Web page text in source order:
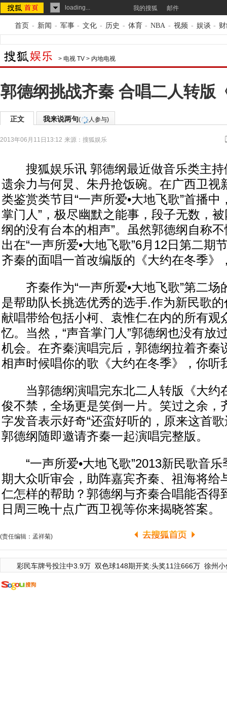
loading... 我的搜狐 邮件
首页 - 新闻 - 军事 - 文化 - 历史 - 体育 - NBA - 视频 - 娱谈 -
> 电视 TV > 内地电视
郭德纲挑战齐秦 合唱二人转版
正文 我来说两句( 人参与)
2013年06月11日13:12 来源： 搜狐娱乐
搜狐娱乐讯 郭德纲最近做音乐类主持
遗余力与何炅、朱丹抢饭碗。在广西卫视
类鉴赏类节目“一声所爱•大地飞歌”首播中
掌门人”，极尽幽默之能事，段子无数，
纲的没有台本的相声”。虽然郭德纲自称
出在“一声所爱•大地飞歌”6月12日第二期
齐秦的面唱一首改编版的《大约在冬季》
齐秦作为“一声所爱•大地飞歌”第二场
是帮助队长挑选优秀的选手.作为新民歌
献唱带给包括小柯、袁惟仁在内的所有观
忆。当然，“声音掌门人”郭德纲也没有放
机会。在齐秦演唱完后，郭德纲拉着齐秦
相声时候唱你的歌《大约在冬季》，你听
当郭德纲演唱完东北二人转版《大约
俊不禁，全场更是笑倒一片。笑过之余，
字发音表示好奇“还蛮好听的，原来这首
郭德纲随即邀请齐秦一起演唱完整版。
“一声所爱•大地飞歌”2013新民歌音乐
期大众听审会，助阵嘉宾齐秦、祖海将给
仁怎样的帮助？郭德纲与齐秦合唱能否得
日周三晚十点广西卫视等你来揭晓答案。
(责任编辑：孟祥菊)
彩民车牌号投注中3.9万 双色球148期开奖:头奖11注666万 徐州